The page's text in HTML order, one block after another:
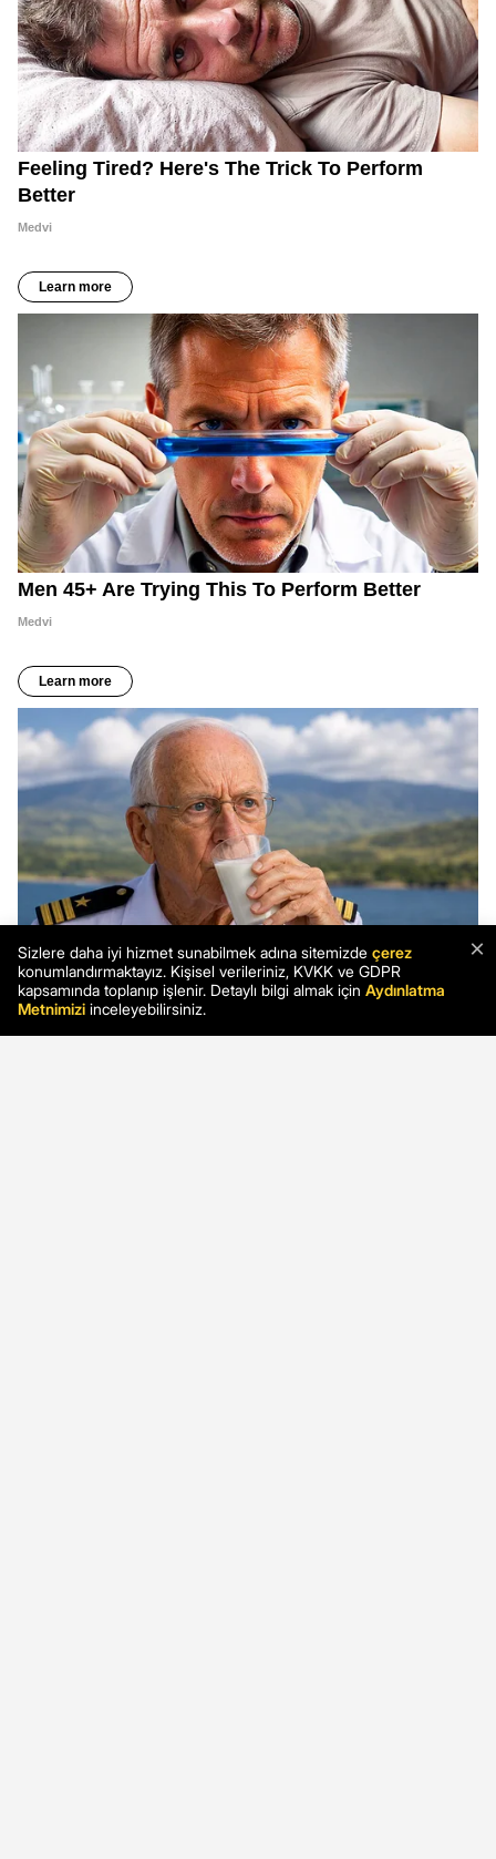
×
Sizlere daha iyi hizmet sunabilmek adına sitemizde çerez
konumlandırmaktayız. Kişisel verileriniz, KVKK ve GDPR
kapsamında toplanıp işlenir. Detaylı bilgi almak için Aydınlatma
Metnimizi inceleyebilirsiniz.